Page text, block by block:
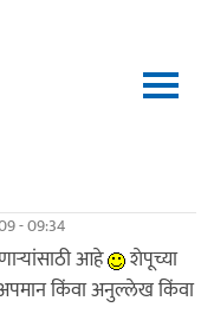
- 09:34
आहे
शेपूच्या
किंवा अनुल्लेख किंवा